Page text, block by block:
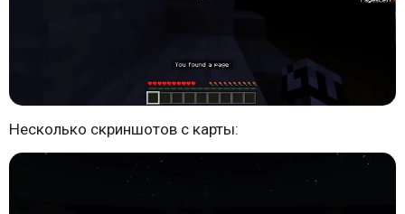
Несколько скриншотов с карты: